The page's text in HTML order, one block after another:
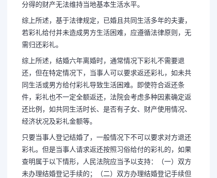
分得的财产无法维持当地基本生活水平。
综上所述，基于法律规定，已婚且共同生活多年的夫妻，
若彩礼给付并未造成男方生活困难，应遵循法律原则，无
需归还彩礼。
综上所述，结婚六年离婚时，通常情况下彩礼不需要退
还，但在特定情况下，当事人可以要求返还彩礼，如未共
同生活或男方给付彩礼导致生活困难。即使符合返还条
件，彩礼也不一定全额返还，法院会考虑多种因素确定返
还比例，如共同生活时长、是否有子女、财产使用情况、
经济状况及彩礼金额等。
只要当事人登记结婚了，一般情况下不可以要求对方退还
彩礼。但是当事人请求返还按照习俗给付的彩礼的，如果
查明属于以下情形，人民法院应当予以支持：（一）双方
未办理结婚登记手续的；（二）双方办理结婚登记手续但
结婚六年离婚女方彩礼钱是否
形。一般情况下，如果彩礼导致给
婚后未同居，男方可以要求返还彩
细说明： 彩...